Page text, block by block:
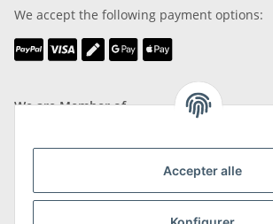
Accepter alle
We accept the following payment options:
We are Member of